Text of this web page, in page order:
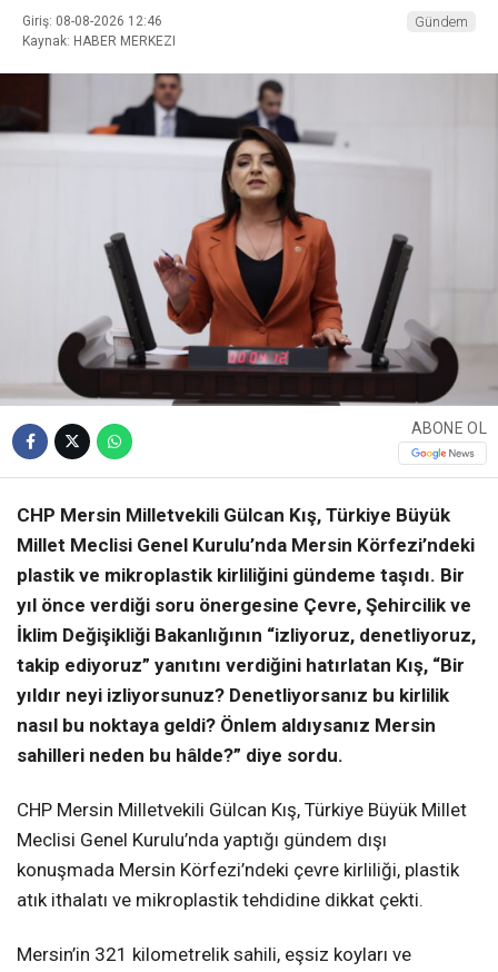
Giriş: 08-08-2026 12:46
Kaynak: HABER MERKEZI
Gündem
ABONE OL
CHP Mersin Milletvekili Gülcan Kış, Türkiye Büyük
Millet Meclisi Genel Kurulu’nda Mersin Körfezi’ndeki
plastik ve mikroplastik kirliliğini gündeme taşıdı. Bir
yıl önce verdiği soru önergesine Çevre, Şehircilik ve
İklim Değişikliği Bakanlığının “izliyoruz, denetliyoruz,
takip ediyoruz” yanıtını verdiğini hatırlatan Kış, “Bir
yıldır neyi izliyorsunuz? Denetliyorsanız bu kirlilik
nasıl bu noktaya geldi? Önlem aldıysanız Mersin
sahilleri neden bu hâlde?” diye sordu.
CHP Mersin Milletvekili Gülcan Kış, Türkiye Büyük Millet
Meclisi Genel Kurulu’nda yaptığı gündem dışı
konuşmada Mersin Körfezi’ndeki çevre kirliliği, plastik
atık ithalatı ve mikroplastik tehdidine dikkat çekti.
Mersin’in 321 kilometrelik sahili, eşsiz koyları ve